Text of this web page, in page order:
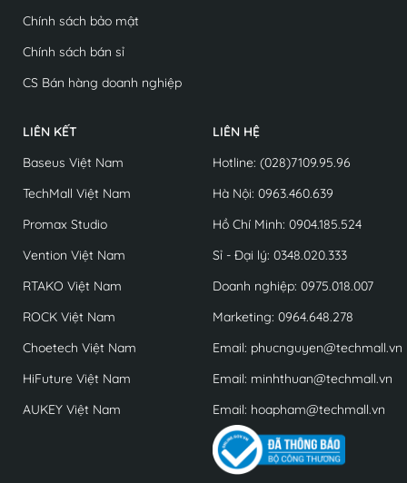
Chính sách bảo mật
Chính sách bán sỉ
CS Bán hàng doanh nghiệp
LIÊN KẾT
Baseus Việt Nam
TechMall Việt Nam
Promax Studio
Vention Việt Nam
RTAKO Việt Nam
ROCK Việt Nam
Choetech Việt Nam
HiFuture Việt Nam
AUKEY Việt Nam
LIÊN HỆ
Hotline: (028)7109.95.96
Hà Nội: 0963.460.639
Hồ Chí Minh: 0904.185.524
Sỉ - Đại lý: 0348.020.333
Doanh nghiệp: 0975.018.007
Marketing: 0964.648.278
Email: phucnguyen@techmall.vn
Email: minhthuan@techmall.vn
Email: hoapham@techmall.vn